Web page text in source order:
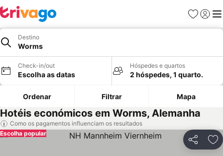
Favoritos
Iniciar
Destino
Worms
Check-in/out
Escolha as datas
Hóspedes e quartos
2 hóspedes, 1 quarto.
Ordenar Filtrar Mapa
Hotéis económicos em Worms, Alemanha
Como os pagamentos influenciam os resultados
Partilhar
Escolha popular